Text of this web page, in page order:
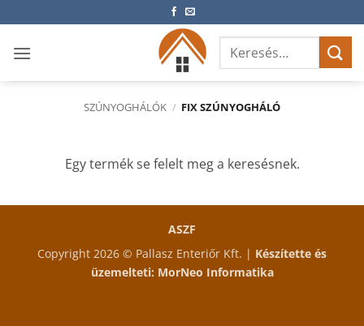
to
content
Keresés
következőre:
SZÚNYOGHÁLÓK / FIX SZÚNYOGHÁLÓ
Egy termék se felelt meg a keresésnek.
ASZF
Copyright 2026 © Pallasz Enteriőr Kft. | Készítette és
üzemelteti: MorNeo Informatika